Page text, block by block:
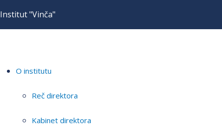
Institut "Vinča"
O institutu
Reč direktora
Kabinet direktora